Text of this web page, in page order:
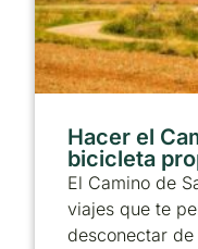
Hacer el
bicicleta
El Camino de
viajes que te
desconectar